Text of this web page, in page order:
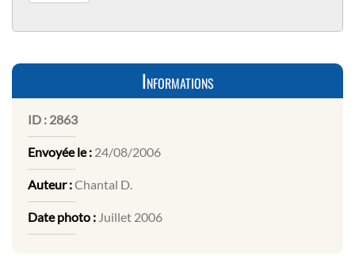
Informations
ID : 2863
Envoyée le : 24/08/2006
Auteur :Chantal D.
Date photo : Juillet 2006